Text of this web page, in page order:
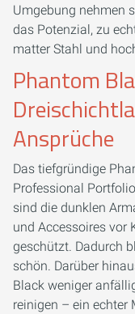
Umgebung nehmen
das Potenzial, zu
matter Stahl und
Phantom
Ansprüche
Das tiefgründige
Professional
sind die dunklen
und Accessoires vor
geschützt. Dadurch
schön. Darüber
Black weniger
reinigen – ein echter